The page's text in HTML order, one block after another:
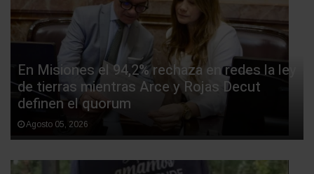
En Misiones el 94,2% rechaza en redes la ley
de tierras mientras Arce y Rojas Decut
definen el quorum
Agosto 05, 2026